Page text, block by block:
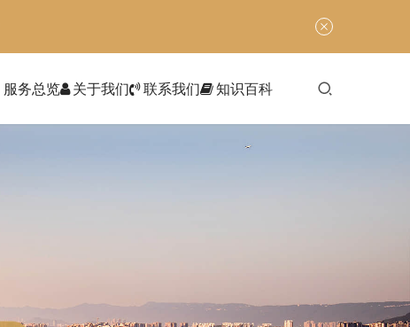
服务总览 关于我们 联系我们 知识百科